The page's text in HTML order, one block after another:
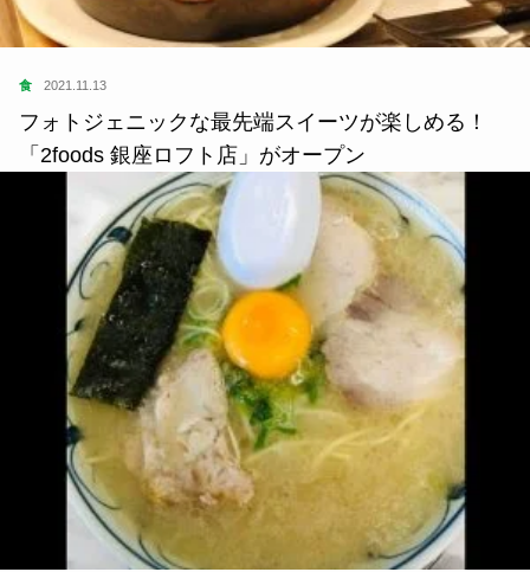
食 2021.11.13
フォトジェニックな最先端スイーツが楽しめる！
「2foods 銀座ロフト店」がオープン